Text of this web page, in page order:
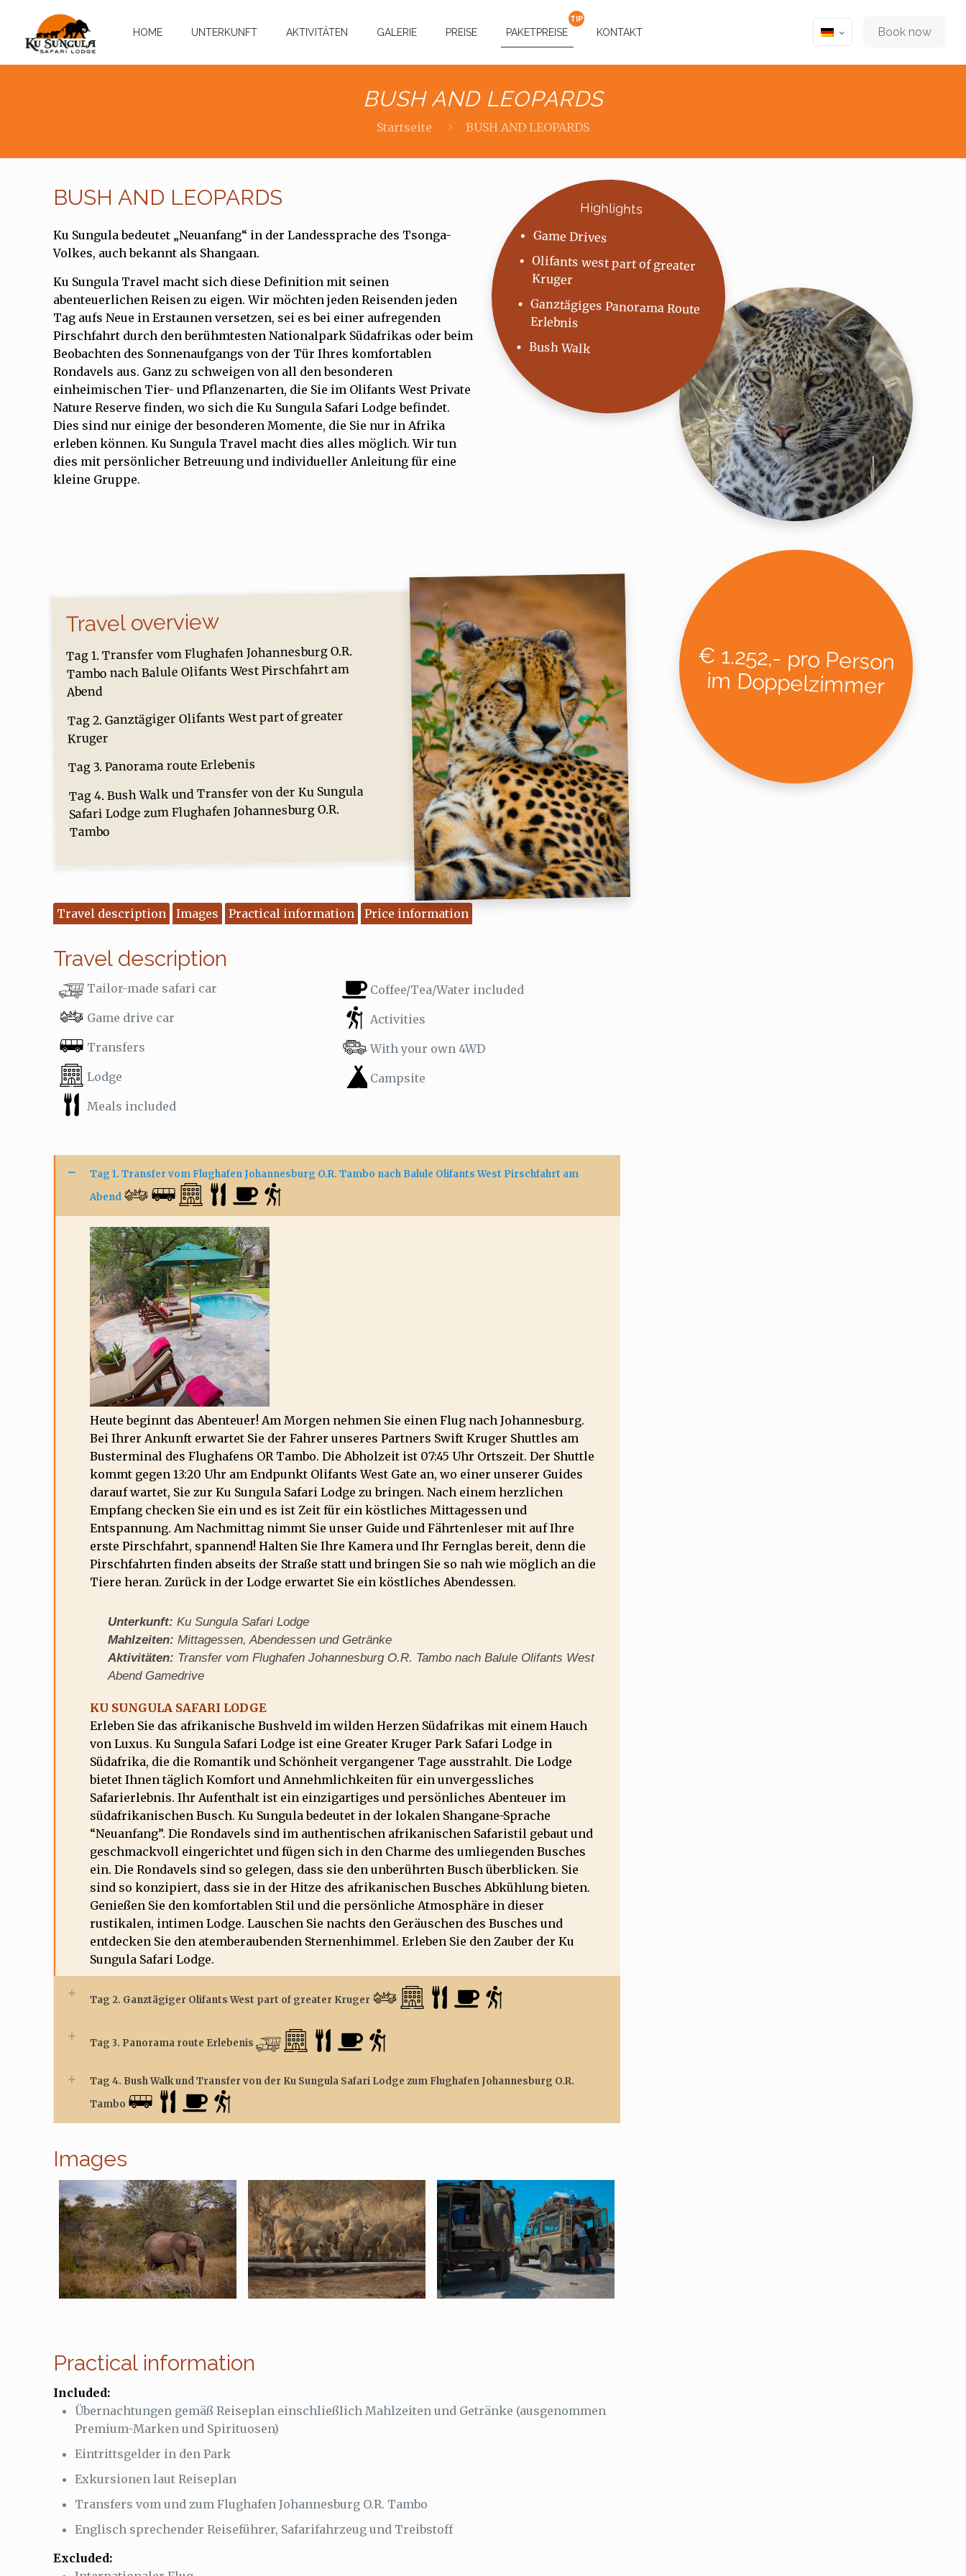
HOME UNTERKUNFT AKTIVITÄTEN GALERIE PREISE PAKETPREISE KONTAKT Book now
BUSH AND LEOPARDS
Startseite BUSH AND LEOPARDS
BUSH AND LEOPARDS
Ku Sungula bedeutet „Neuanfang“ in der Landessprache des Tsonga-
Volkes, auch bekannt als Shangaan.
Ku Sungula Travel macht sich diese Definition mit seinen
abenteuerlichen Reisen zu eigen. Wir möchten jeden Reisenden jeden
Tag aufs Neue in Erstaunen versetzen, sei es bei einer aufregenden
Pirschfahrt durch den berühmtesten Nationalpark Südafrikas oder beim
Beobachten des Sonnenaufgangs von der Tür Ihres komfortablen
Rondavels aus. Ganz zu schweigen von all den besonderen
einheimischen Tier- und Pflanzenarten, die Sie im Olifants West Private
Nature Reserve finden, wo sich die Ku Sungula Safari Lodge befindet.
Dies sind nur einige der besonderen Momente, die Sie nur in Afrika
erleben können. Ku Sungula Travel macht dies alles möglich. Wir tun
dies mit persönlicher Betreuung und individueller Anleitung für eine
kleine Gruppe.
Highlights
Game Drives
Olifants west part of greater
Kruger
Ganztägiges Panorama Route
Erlebnis
Bush Walk
Travel overview
Tag 1. Transfer vom Flughafen Johannesburg O.R.
Tambo nach Balule Olifants West Pirschfahrt am
Abend
Tag 2. Ganztägiger Olifants West part of greater
Kruger
Tag 3. Panorama route Erlebenis
Tag 4. Bush Walk und Transfer von der Ku Sungula
Safari Lodge zum Flughafen Johannesburg O.R.
Tambo
Travel description Images Practical information Price information
Travel description
Tailor-made safari car
Game drive car
Transfers
Lodge
Meals included
Coffee/Tea/Water included
Activities
With your own 4WD
Campsite
Tag 1. Transfer vom Flughafen Johannesburg O.R. Tambo nach Balule Olifants West Pirschfahrt am
Abend
Heute beginnt das Abenteuer! Am Morgen nehmen Sie einen Flug nach Johannesburg.
Bei Ihrer Ankunft erwartet Sie der Fahrer unseres Partners Swift Kruger Shuttles am
Busterminal des Flughafens OR Tambo. Die Abholzeit ist 07:45 Uhr Ortszeit. Der Shuttle
kommt gegen 13:20 Uhr am Endpunkt Olifants West Gate an, wo einer unserer Guides
darauf wartet, Sie zur Ku Sungula Safari Lodge zu bringen. Nach einem herzlichen
Empfang checken Sie ein und es ist Zeit für ein köstliches Mittagessen und
Entspannung. Am Nachmittag nimmt Sie unser Guide und Fährtenleser mit auf Ihre
erste Pirschfahrt, spannend! Halten Sie Ihre Kamera und Ihr Fernglas bereit, denn die
Pirschfahrten finden abseits der Straße statt und bringen Sie so nah wie möglich an die
Tiere heran. Zurück in der Lodge erwartet Sie ein köstliches Abendessen.
Unterkunft: Ku Sungula Safari Lodge
Mahlzeiten: Mittagessen, Abendessen und Getränke
Aktivitäten: Transfer vom Flughafen Johannesburg O.R. Tambo nach Balule Olifants West
Abend Gamedrive
KU SUNGULA SAFARI LODGE
Erleben Sie das afrikanische Bushveld im wilden Herzen Südafrikas mit einem Hauch
von Luxus. Ku Sungula Safari Lodge ist eine Greater Kruger Park Safari Lodge in
Südafrika, die die Romantik und Schönheit vergangener Tage ausstrahlt. Die Lodge
bietet Ihnen täglich Komfort und Annehmlichkeiten für ein unvergessliches
Safarierlebnis. Ihr Aufenthalt ist ein einzigartiges und persönliches Abenteuer im
südafrikanischen Busch. Ku Sungula bedeutet in der lokalen Shangane-Sprache
“Neuanfang”. Die Rondavels sind im authentischen afrikanischen Safaristil gebaut und
geschmackvoll eingerichtet und fügen sich in den Charme des umliegenden Busches
ein. Die Rondavels sind so gelegen, dass sie den unberührten Busch überblicken. Sie
sind so konzipiert, dass sie in der Hitze des afrikanischen Busches Abkühlung bieten.
Genießen Sie den komfortablen Stil und die persönliche Atmosphäre in dieser
rustikalen, intimen Lodge. Lauschen Sie nachts den Geräuschen des Busches und
entdecken Sie den atemberaubenden Sternenhimmel. Erleben Sie den Zauber der Ku
Sungula Safari Lodge.
Tag 2. Ganztägiger Olifants West part of greater Kruger
Tag 3. Panorama route Erlebenis
Tag 4. Bush Walk und Transfer von der Ku Sungula Safari Lodge zum Flughafen Johannesburg O.R.
Tambo
Images
Practical information
Included:
Übernachtungen gemäß Reiseplan einschließlich Mahlzeiten und Getränke (ausgenommen
Premium-Marken und Spirituosen)
Eintrittsgelder in den Park
Exkursionen laut Reiseplan
Transfers vom und zum Flughafen Johannesburg O.R. Tambo
Englisch sprechender Reiseführer, Safarifahrzeug und Treibstoff
Excluded:
€ 1.252,- pro Person
im Doppelzimmer